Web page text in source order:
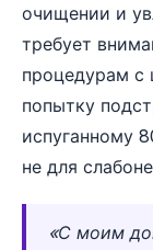
очищении и
требует
процедурам с
попытку
испуганному
не для
«С моим